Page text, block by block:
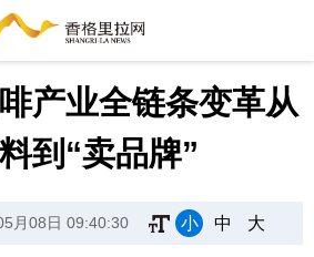
产业全链条变革从
到“卖品牌”
月08日 09:40:30 小 中 大